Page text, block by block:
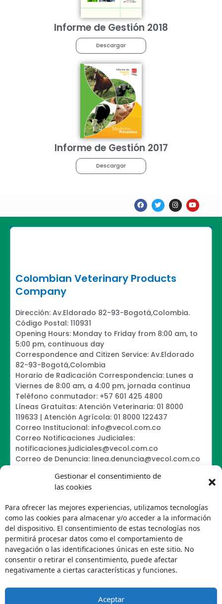
Gestionar el consentimiento de
las cookies
Para ofrecer las mejores experiencias, utilizamos tecnologías
como las cookies para almacenar y/o acceder a la información
del dispositivo. El consentimiento de estas tecnologías nos
permitirá procesar datos como el comportamiento de
navegación o las identificaciones únicas en este sitio. No
consentir o retirar el consentimiento, puede afectar
negativamente a ciertas características y funciones.
Aceptar
Informe de Gestión 2018
Descargar
Informe de Gestión 2017
Descargar
F
a
c
b
T
w
i
t
I
n
s
a
Y
o
u
u
Colombian Veterinary Products
Company
Dirección: Av.Eldorado 82-93-Bogotá,Colombia.
Código Postal: 110931
Opening Hours: Monday to Friday from 8:00 am, to
5:00 pm, continuous day
Correspondence and Citizen Service: Av.Eldorado
82-93-Bogotá,Colombia
Horario de Radicación Correspondencia: Lunes a
Viernes de 8:00 am, a 4:00 pm, jornada continua
Teléfono conmutador: +57 601 425 4800
Líneas Gratuitas: Atención Veterinaria: 01 8000
119633 | Atención Agrícola: 01 8000 122437
Correo Institucional: info@vecol.com.co
Correo Notificaciones Judiciales:
notificaciones.judiciales@vecol.com.co
Correo de Denuncia: linea.denuncia@vecol.com.co
Política de Términos y Condiciones de Uso
Política de Tratamiento de Datos Personales VECOL
S.A
Política de Derechos de Autor y Uso sobre los
Contenidos
Política Editorial de la Sede Electrónica
Encuesta de usabilidad